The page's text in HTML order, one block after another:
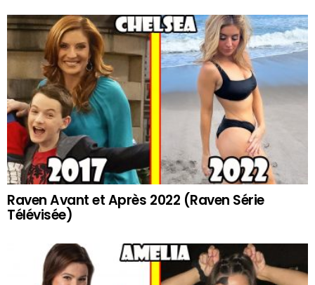
Raven Avant et Après 2022 (Raven Série
Télévisée)